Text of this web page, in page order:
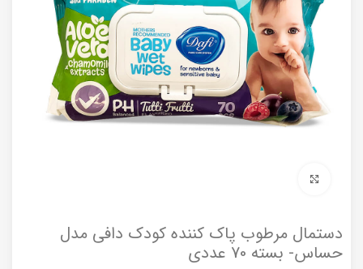
دستمال مرطوب پاک کننده کودک دافی مدل
حساس- بسته 70 عددی